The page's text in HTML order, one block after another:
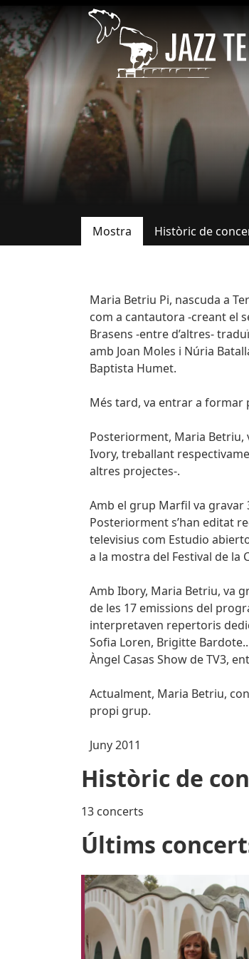
Vés al contingut
Pestanyes
Mostra Històric de
Bio
Maria Betriu Pi, nascuda a
com a cantautora -creant el
Brasens -entre d’altres-
amb Joan Moles i Núria
Baptista Humet.
Més tard, va entrar a formar
Posteriorment, Maria
Ivory, treballant
altres projectes-.
Amb el grup Marfil va gravar
Posteriorment s’han editat
televisius com Estudio
a la mostra del Festival de la
Amb Ibory, Maria Betriu, va
de les 17 emissions del
interpretaven repertoris
Sofia Loren, Brigitte
Àngel Casas Show de TV3,
Actualment, Maria Betriu,
propi grup.
Juny 2011
Històric de
13 concerts
Últims